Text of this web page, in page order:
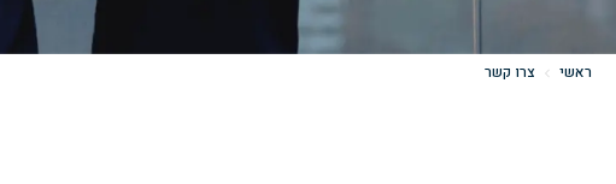
ראשי צרו קשר